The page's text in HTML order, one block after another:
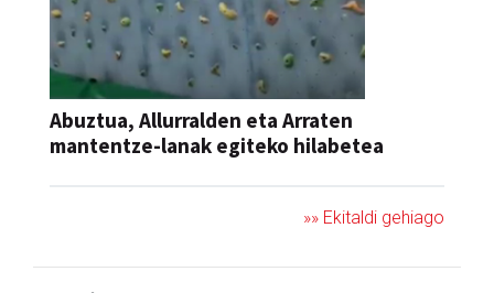
Abuztua, Allurralden eta Arraten
mantentze-lanak egiteko hilabetea
»» Ekitaldi gehiago